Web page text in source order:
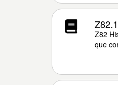
Z82
que